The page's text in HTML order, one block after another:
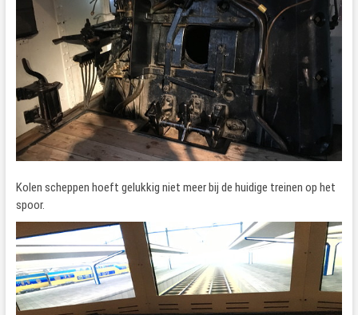
Kolen scheppen hoeft gelukkig niet meer bij de huidige treinen op het
spoor.